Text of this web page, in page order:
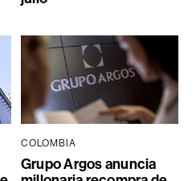
COLOMBIA
Grupo Argos anuncia